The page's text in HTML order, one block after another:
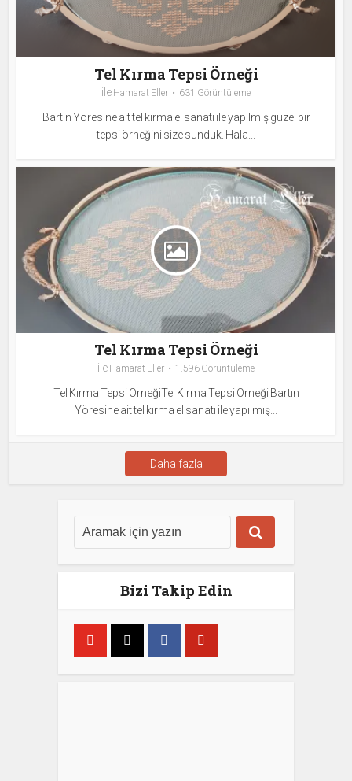
Tel Kırma Tepsi Örneği
ile Hamarat Eller 631 Görüntüleme
Bartın Yöresine ait tel kırma el sanatı ile yapılmış güzel bir
tepsi örneğini size sunduk. Hala...
Tel Kırma Tepsi Örneği
ile Hamarat Eller 1.596 Görüntüleme
Tel Kırma Tepsi ÖrneğiTel Kırma Tepsi Örneği Bartın
Yöresine ait tel kırma el sanatı ile yapılmış...
Daha fazla
Bizi Takip Edin